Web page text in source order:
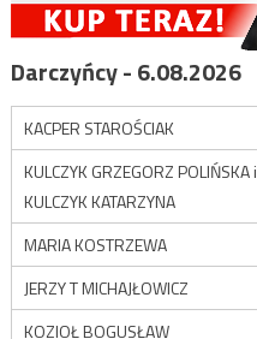
Darczyńcy - 6.08.2026
KACPER STAROŚCIAK
KULCZYK GRZEGORZ POLIŃSKA i
KULCZYK KATARZYNA
MARIA KOSTRZEWA
JERZY T MICHAJŁOWICZ
KOZIOŁ BOGUSŁAW